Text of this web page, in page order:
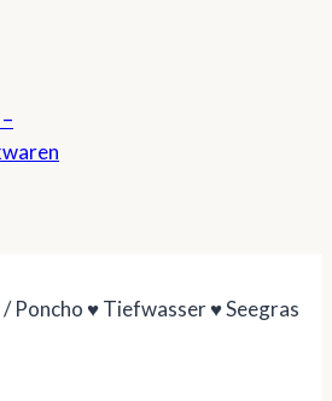
/ Poncho ♥ Tiefwasser ♥ Seegras